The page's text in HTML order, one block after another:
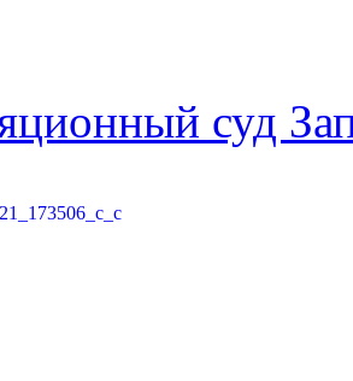
суд